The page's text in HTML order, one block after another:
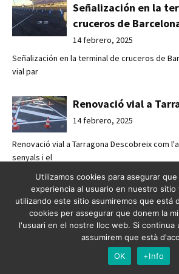
Señalización en la
cruceros de
14 febrero, 2025
Señalización en la terminal de cruceros de
vial par
Renovació vial a
14 febrero, 2025
Renovació vial a Tarragona Descobreix com
senyals i el
Renovación vial en
14 febrero, 2025
Renovación vial en Tarragona Descubre
Utilizamos cookies para asegurar
experiencia al usuario en nuestro sitio
utilizando este sitio asumiremos que está
cookies per assegurar que donem la
l'usuari en el nostre lloc web. Si continua
assumirem que està
OK
+Info